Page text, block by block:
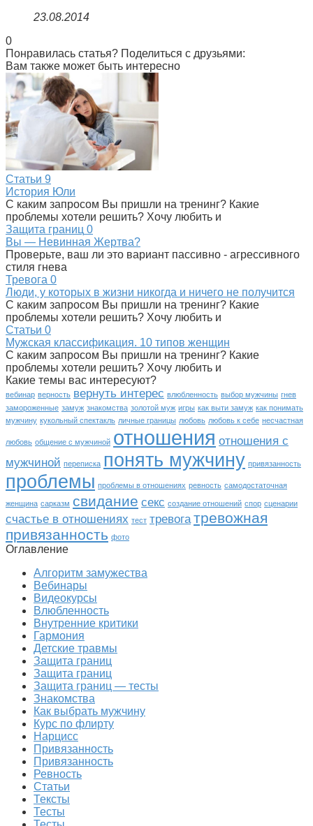
23.08.2014
0
Понравилась статья? Поделиться с друзьями:
Вам также может быть интересно
Статьи 9
История Юли
С каким запросом Вы пришли на тренинг? Какие
проблемы хотели решить? Хочу любить и
Защита границ 0
Вы — Невинная Жертва?
Проверьте, ваш ли это вариант пассивно - агрессивного
стиля гнева
Тревога 0
Люди, у которых в жизни никогда и ничего не получится
С каким запросом Вы пришли на тренинг? Какие
проблемы хотели решить? Хочу любить и
Статьи 0
Мужская классификация. 10 типов женщин
С каким запросом Вы пришли на тренинг? Какие
проблемы хотели решить? Хочу любить и
Какие темы вас интересуют?
вебинар верность вернуть интерес влюбленность выбор мужчины гнев
замороженные замуж знакомства золотой муж игры как выти замуж как понимать
мужчину кукольный спектакль личные границы любовь любовь к себе несчастная
любовь общение с мужчиной отношения отношения с
мужчиной переписка понять мужчину привязанность
проблемы проблемы в отношениях ревность самодостаточная
женщина сарказм свидание секс создание отношений спор сценарии
счастье в отношениях тест тревога тревожная
привязанность фото
Оглавление
Алгоритм замужества
Вебинары
Видеокурсы
Влюбленность
Внутренние критики
Гармония
Детские травмы
Защита границ
Защита границ
Защита границ — тесты
Знакомства
Как выбрать мужчину
Курс по флирту
Нарцисс
Привязанность
Привязанность
Ревность
Статьи
Тексты
Тесты